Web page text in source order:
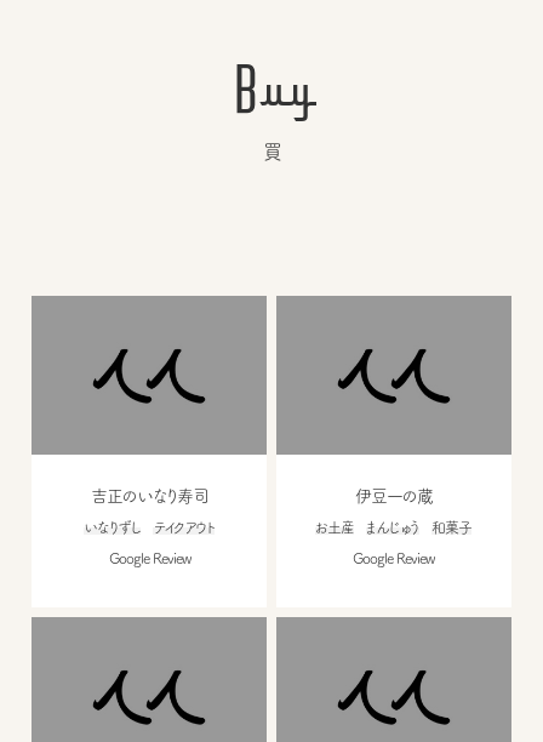
Buy
買
吉正のいなり寿司
いなりずし テイクアウト
Google Review
伊豆一の蔵
お土産 まんじゅう 和菓子
Google Review